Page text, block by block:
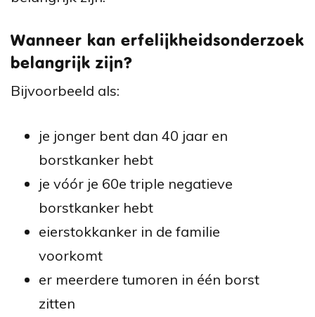
Wanneer kan erfelijkheidsonderzoek
belangrijk zijn?
Bijvoorbeeld als:
je jonger bent dan 40 jaar en
borstkanker hebt
je vóór je 60e triple negatieve
borstkanker hebt
eierstokkanker in de familie
voorkomt
er meerdere tumoren in één borst
zitten